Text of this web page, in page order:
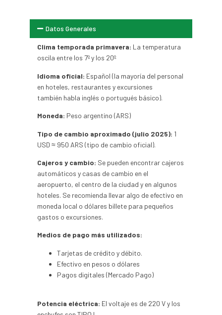
Datos Generales
Clima temporada primavera: La temperatura
oscila entre los 7º y los 20º
Idioma oficial: Español (la mayoría del personal
en hoteles, restaurantes y excursiones
también habla inglés o portugués básico).
Moneda: Peso argentino (ARS)
Tipo de cambio aproximado (julio 2025): 1
USD ≈ 950 ARS (tipo de cambio oficial).
Cajeros y cambio: Se pueden encontrar cajeros
automáticos y casas de cambio en el
aeropuerto, el centro de la ciudad y en algunos
hoteles. Se recomienda llevar algo de efectivo en
moneda local o dólares billete para pequeños
gastos o excursiones.
Medios de pago más utilizados:
Tarjetas de crédito y débito.
Efectivo en pesos o dólares
Pagos digitales (Mercado Pago)
Potencia eléctrica: El voltaje es de 220 V y los